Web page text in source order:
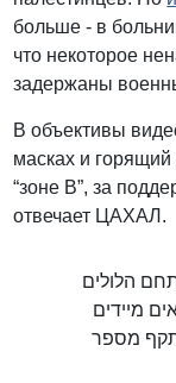
больше - в
что некоторое
задержаны
В объективы
масках и
“зоне В”, за
отвечает ЦАХАЛ.
הלולים
מיידים
מספר